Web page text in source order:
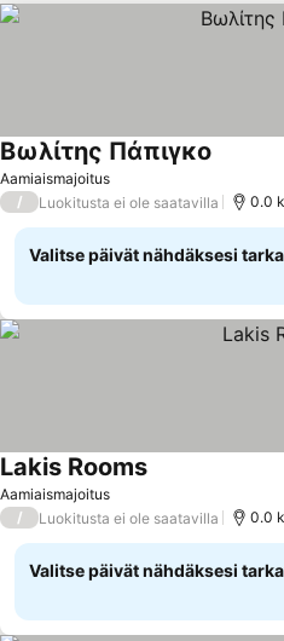
Aamiaismajoitus
Βωλίτης Πάπιγκο
/ Luokitusta ei ole saatavilla 0.0
Valitse päivät nähdäksesi
Aamiaismajoitus
Lakis Rooms
/ Luokitusta ei ole saatavilla 0.0
Valitse päivät nähdäksesi